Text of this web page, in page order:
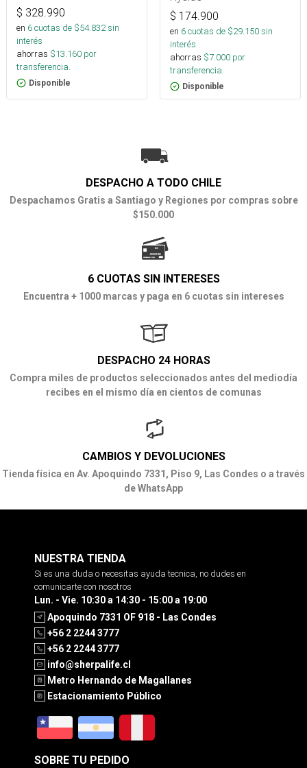
$ 328.990
en 6cuotas de $54.832sin
interés
ahorras $13.160 por
transferencia.
Disponible
$ 174.900
en 6cuotas de $29.150sin
interés
ahorras $7.000 por
transferencia.
Disponible
DESPACHO A TODO CHILE
Despachamos Gratis a Santiago y Regiones por compras sobre
$150.000
6 CUOTAS SIN INTERESES
Encuentra + 1000 marcas y paga en 6 cuotas sin intereses
DESPACHO 24 HORAS
Compra miles de productos seleccionados antes del mediodía
recibes en el mismo día en cientos de comunas
CAMBIOS Y DEVOLUCIONES
Tienda física en Av. Apoquindo 7331, Piso 9, Las Condes o a través
de WhatsApp
NUESTRA TIENDA
Si es una duda o necesitas ayuda tecnica, no dudes en
comunicarte con nosotros
Lun. - Vie. 10:30 a 14:30 - 15:00 a 19:00
Apoquindo 7331 OF 918 - Las Condes
+56 2 2244 3777
+56 2 2244 3777
info@sherpalife.cl
Metro Hernando de Magallanes
Estacionamiento Público
SOBRE TU PEDIDO